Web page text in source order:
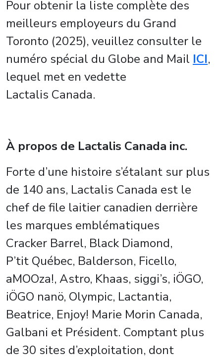
Pour obtenir la liste complète des
meilleurs employeurs du Grand
Toronto (2025), veuillez consulter le
numéro spécial du Globe and Mail ICI,
lequel met en vedette
Lactalis Canada.
À propos de Lactalis Canada inc.
Forte d’une histoire s’étalant sur plus
de 140 ans, Lactalis Canada est le
chef de file laitier canadien derrière
les marques emblématiques
Cracker Barrel, Black Diamond,
P’tit Québec, Balderson, Ficello,
aMOOza!, Astro, Khaas, siggi’s, iÖGO,
iÖGO nanö, Olympic, Lactantia,
Beatrice, Enjoy! Marie Morin Canada,
Galbani et Président. Comptant plus
de 30 sites d’exploitation, dont